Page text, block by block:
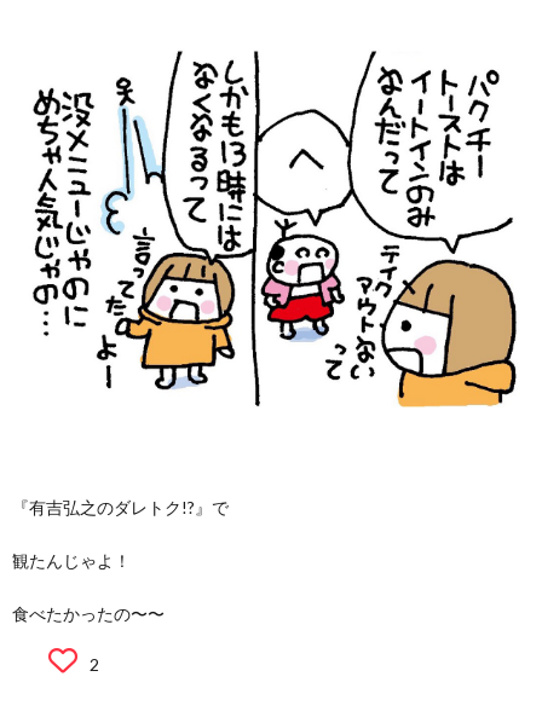
『有吉弘之のダレトク!?』で
観たんじゃよ！
食べたかったの〜〜
2